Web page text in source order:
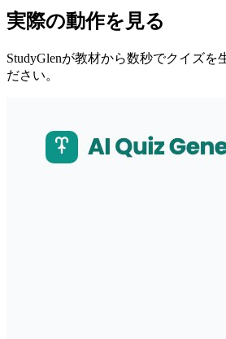
実際の動作を見る
StudyGlenが教材から数秒でクイズを
ださい。